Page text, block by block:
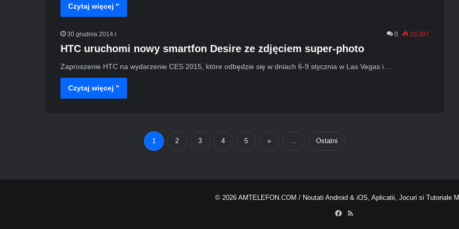
Czytaj więcej "
30 grudnia 2014 r 0 10,397
HTC uruchomi nowy smartfon Desire ze zdjęciem super-photo
Zaproszenie HTC na wydarzenie CES 2015, które odbędzie się w dniach 6-9 stycznia w Las Vegas i…
Czytaj więcej "
1 2 3 4 5 » ... Ostatni
© 2026 AMTELEFON.COM / Noutati Android & iOS, Aplicatii, Jocuri si Tutoriale
Facebook